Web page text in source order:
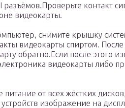
разъёмов.Проверьте контакт
видеокарты.
снимите крышку
видеокарты спиртом.
обратно.Если после этого
видеокарты либо
от всех жёстких
изображение на